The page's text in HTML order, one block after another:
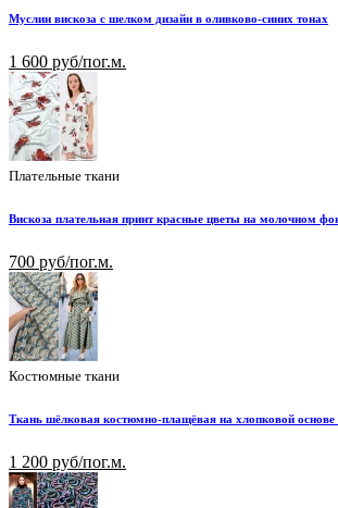
Муслин вискоза с шелком дизайн в оливково-синих тонах
1 600 руб/пог.м.
Плательные ткани
Вискоза плательная принт красные цветы на молочном
700 руб/пог.м.
Костюмные ткани
Ткань шёлковая костюмно-плащёвая на хлопковой
1 200 руб/пог.м.